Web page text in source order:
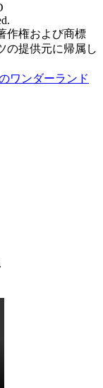
作権および商標
の提供元に帰属し
ワンダーランド